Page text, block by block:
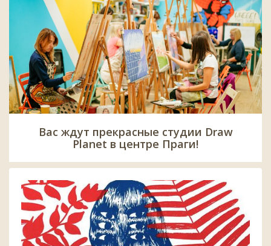
Вас ждут прекрасные студии Draw
Planet в центре Праги!